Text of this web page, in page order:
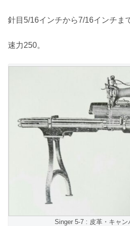
針目5/16インチから7/16インチま
速力250。
Singer 5-7 : 皮革・キャン